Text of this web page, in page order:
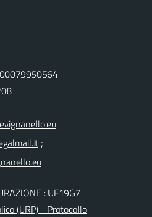
;
: UF19G7
(URP) - Protocollo